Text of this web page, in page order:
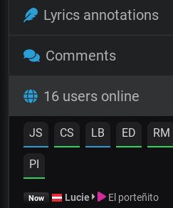
Lyrics annotations
Comments
16 users online
JS CS LB ED RM
PI
Now Lucie El porteñito